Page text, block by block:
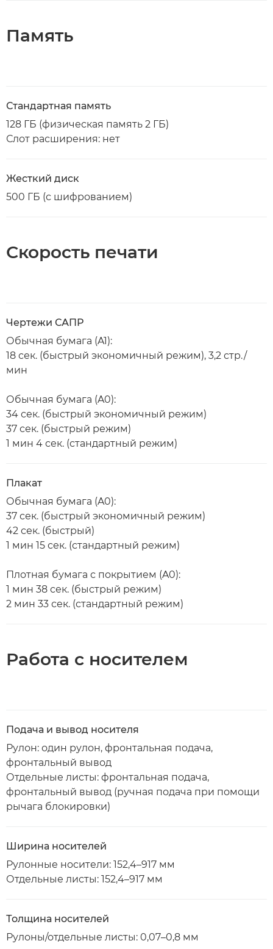
Память
Стандартная память
128 ГБ (физическая память 2 ГБ)
Слот расширения: нет
Жесткий диск
500 ГБ (с шифрованием)
Скорость печати
Чертежи САПР
Обычная бумага (A1):
18 сек. (быстрый экономичный режим), 3,2 стр./
мин
Обычная бумага (A0):
34 сек. (быстрый экономичный режим)
37 сек. (быстрый режим)
1 мин 4 сек. (стандартный режим)
Плакат
Обычная бумага (A0):
37 сек. (быстрый экономичный режим)
42 сек. (быстрый)
1 мин 15 сек. (стандартный режим)
Плотная бумага с покрытием (A0):
1 мин 38 сек. (быстрый режим)
2 мин 33 сек. (стандартный режим)
Работа с носителем
Подача и вывод носителя
Рулон: один рулон, фронтальная подача,
фронтальный вывод
Отдельные листы: фронтальная подача,
фронтальный вывод (ручная подача при помощи
рычага блокировки)
Ширина носителей
Рулонные носители: 152,4–917 мм
Отдельные листы: 152,4–917 мм
Толщина носителей
Рулоны/отдельные листы: 0,07–0,8 мм